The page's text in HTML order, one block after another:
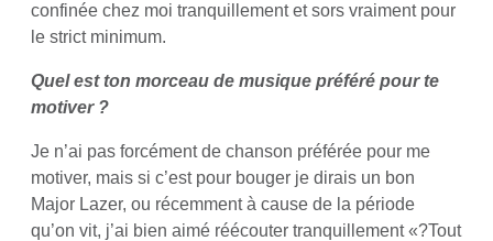
confinée chez moi tranquillement et sors vraiment pour
le strict minimum.
Quel est ton morceau de musique préféré pour te
motiver ?
Je n’ai pas forcément de chanson préférée pour me
motiver, mais si c’est pour bouger je dirais un bon
Major Lazer, ou récemment à cause de la période
qu’on vit, j’ai bien aimé réécouter tranquillement «?Tout